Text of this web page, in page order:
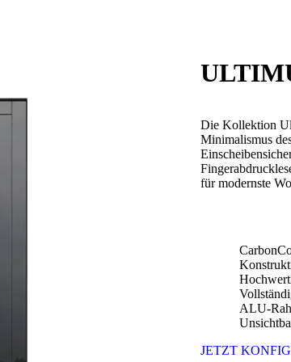
Die Kollektion
Minimalismus
für modernste
ALU-
JETZT